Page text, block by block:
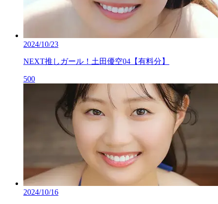
2024/10/23
NEXT推しガール！土田優空04【有料分】
500
2024/10/16